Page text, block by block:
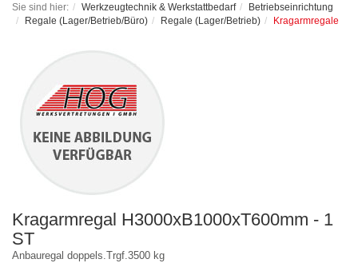
Sie sind hier: Werkzeugtechnik & Werkstattbedarf
Betriebseinrichtung
Regale (Lager/Betrieb/Büro)
Regale (Lager/Betrieb) Kragarmregale
Kragarmregal H3000xB1000xT600mm - 1
ST
Anbauregal doppels.Trgf.3500 kg